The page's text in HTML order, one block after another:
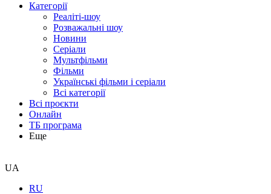
Категорії
Реаліті-шоу
Розважальні шоу
Новини
Серіали
Мультфільми
Фільми
Українські фільми і серіали
Всі категорії
Всі проєкти
Онлайн
ТБ програма
Еще
UA
RU